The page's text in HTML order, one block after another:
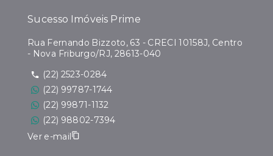
Sucesso Imóveis Prime
Rua Fernando Bizzoto, 63 - CRECI 10158J, Centro
- Nova Friburgo/RJ, 28613-040
(22) 2523-0284
(22) 99787-1744
(22) 99871-1132
(22) 98802-7394
Ver e-mail